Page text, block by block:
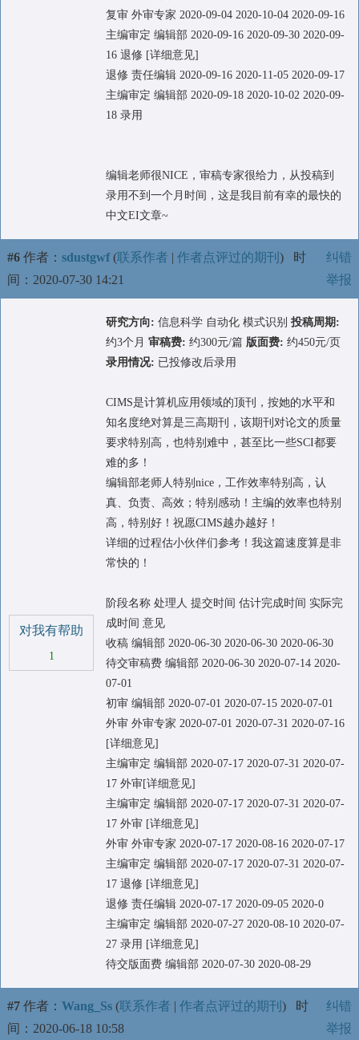
复审 外审专家 2020-09-04 2020-10-04 2020-09-16
主编审定 编辑部 2020-09-16 2020-09-30 2020-09-
16 退修 [详细意见]
退修 责任编辑 2020-09-16 2020-11-05 2020-09-17
主编审定 编辑部 2020-09-18 2020-10-02 2020-09-
18 录用
编辑老师很NICE，审稿专家很给力，从投稿到
录用不到一个月时间，这是我目前有幸的最快的
中文EI文章~
#6 作者： sdustgwf (联系作者 | 作者点评过的期刊 ) 时
间：2020-07-30 14:21
纠错
举报
对我有帮助
1
研究方向: 信息科学 自动化 模式识别 投稿周期:
约3个月 审稿费: 约300元/篇 版面费: 约450元/页
录用情况: 已投修改后录用
CIMS是计算机应用领域的顶刊，按她的水平和
知名度绝对算是三高期刊，该期刊对论文的质量
要求特别高，也特别难中，甚至比一些SCI都要
难的多！
编辑部老师人特别nice，工作效率特别高，认
真、负责、高效；特别感动！主编的效率也特别
高，特别好！祝愿CIMS越办越好！
详细的过程估小伙伴们参考！我这篇速度算是非
常快的！
阶段名称 处理人 提交时间 估计完成时间 实际完
成时间 意见
收稿 编辑部 2020-06-30 2020-06-30 2020-06-30
待交审稿费 编辑部 2020-06-30 2020-07-14 2020-
07-01
初审 编辑部 2020-07-01 2020-07-15 2020-07-01
外审 外审专家 2020-07-01 2020-07-31 2020-07-16
[详细意见]
主编审定 编辑部 2020-07-17 2020-07-31 2020-07-
17 外审[详细意见]
主编审定 编辑部 2020-07-17 2020-07-31 2020-07-
17 外审 [详细意见]
外审 外审专家 2020-07-17 2020-08-16 2020-07-17
主编审定 编辑部 2020-07-17 2020-07-31 2020-07-
17 退修 [详细意见]
退修 责任编辑 2020-07-17 2020-09-05 2020-0
主编审定 编辑部 2020-07-27 2020-08-10 2020-07-
27 录用 [详细意见]
待交版面费 编辑部 2020-07-30 2020-08-29
#7 作者： Wang_Ss (联系作者 | 作者点评过的期刊 ) 时
间：2020-06-18 10:58
纠错
举报